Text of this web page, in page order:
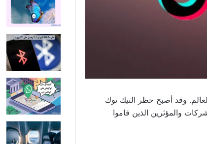
وقد أصبح حظر التيك توك
والمؤثرين الذين قاموا